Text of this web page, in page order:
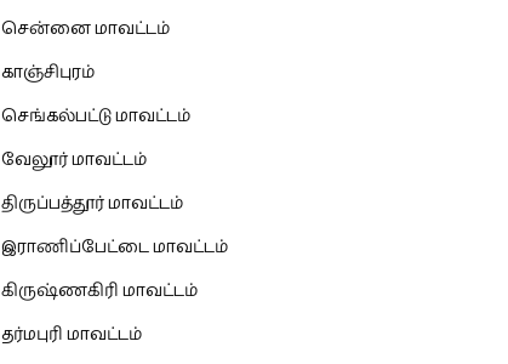
சென்னை மாவட்டம்
காஞ்சிபுரம்
செங்கல்பட்டு மாவட்டம்
வேலூர் மாவட்டம்
திருப்பத்தூர் மாவட்டம்
இராணிப்பேட்டை மாவட்டம்
கிருஷ்ணகிரி மாவட்டம்
தர்மபுரி மாவட்டம்